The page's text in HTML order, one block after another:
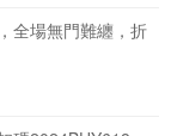
全場無門難纏，折